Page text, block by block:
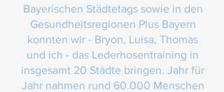
Bayerischen Städtetags sowie in den
Gesundheitsregionen Plus Bayern
konnten wir - Bryon, Luisa, Thomas
und ich - das Lederhosentraining in
insgesamt 20 Städte bringen. Jahr für
Jahr nahmen rund 60.000 Menschen